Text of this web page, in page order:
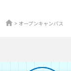
オープンキャンパス